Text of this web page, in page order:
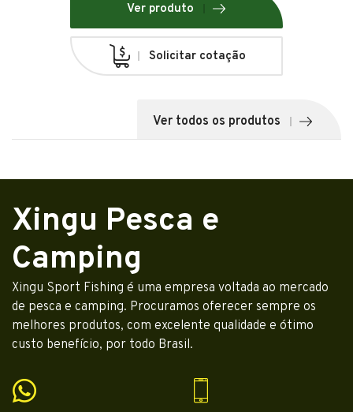
Ver produto
Solicitar cotação
Ver todos os produtos
Xingu Pesca e
Camping
Xingu Sport Fishing é uma empresa voltada ao mercado
de pesca e camping. Procuramos oferecer sempre os
melhores produtos, com excelente qualidade e ótimo
custo benefício, por todo Brasil.